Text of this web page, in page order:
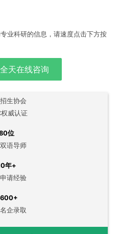
业科研的信息，请速度点击下方按
天在线咨询
生协会
权威认证
位
语导师
年+
请经验
企录取